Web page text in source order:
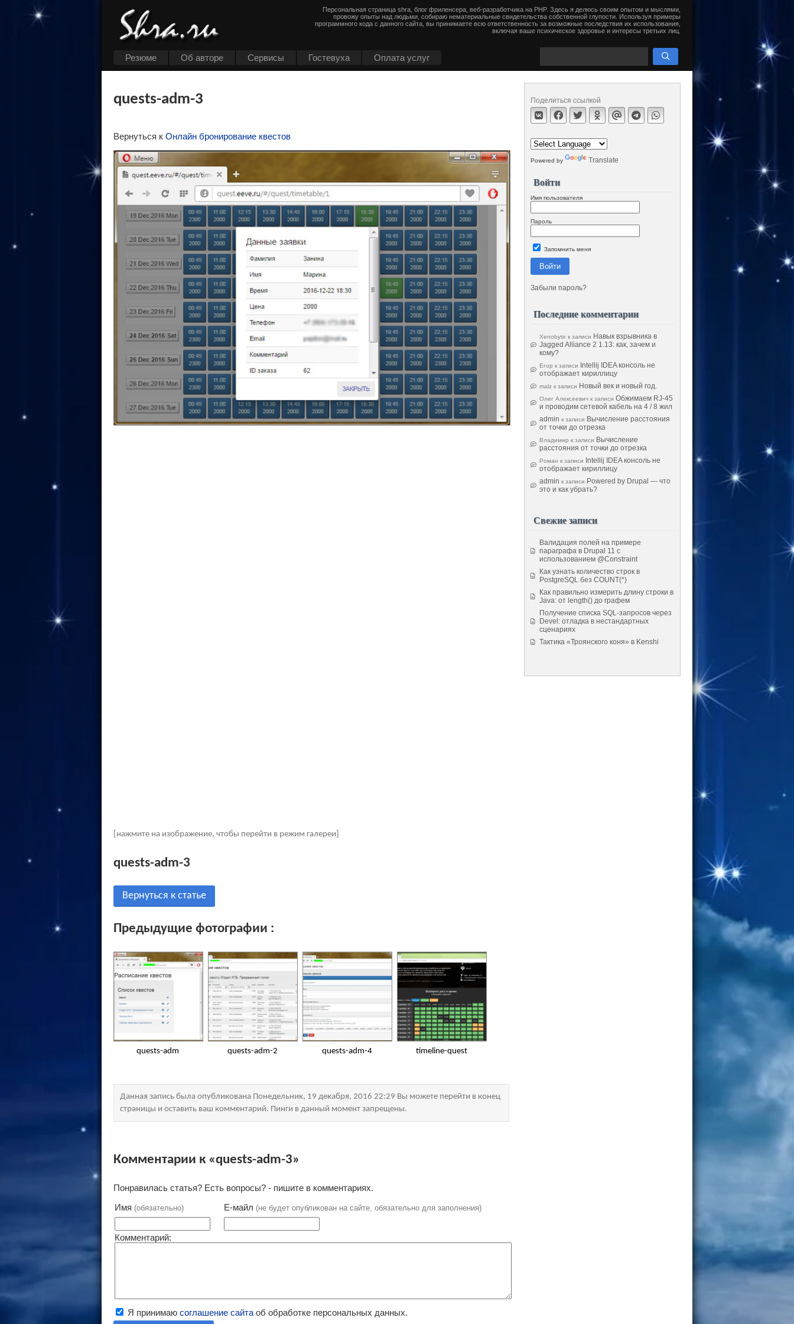
Резюме Об авторе Cервисы Гостевуха Оплата услуг
Персональная страница shra, блог фриленсера, веб-разработчика на PHP. Здесь я делюсь своим опытом и мыслями,
провожу опыты над людьми, собираю нематериальные свидетельства собственной глупости. Используя примеры
программного кода с данного сайта, вы принимаете всю ответственность за возможные последствия их использования,
включая ваше психическое здоровье и интересы третьих лиц.
quests-adm-3
Вернуться к Онлайн бронирование квестов
[нажмите на изображение, чтобы перейти в режим галереи]
quests-adm-3
Вернуться к статье
Предыдущие фотографии :
quests-adm quests-adm-2 quests-adm-4 timeline-quest
Данная запись была опубликована Понедельник, 19 декабря, 2016 22:29 Вы можете перейти в конец
страницы и оставить ваш комментарий. Пинги в данный момент запрещены.
Комментарии к «quests-adm-3»
Понравилась статья? Есть вопросы? - пишите в комментариях.
Имя (обязательно) Е-майл (не будет опубликован на сайте, обязательно для заполнения)
Комментарий:
Я принимаю соглашение сайтаоб обработке персональных данных.
Поделиться ссылкой
Powered by Translate
Войти
Имя пользователя
Пароль
Запомнить меня
Войти
Забыли пароль?
Последние комментарии
Xenobyte к записи Навык взрывника в
Jagged Alliance 2 1.13: как, зачем и
кому?
Егор к записи
Intellij IDEA консоль не
отображает кириллицу
malz к записи Новый век и новый год.
Олег Алексеевич к записи Обжимаем RJ-45
и проводим сетевой кабель на 4 / 8 жил
admin к записи Вычисление расстояния
от точки до отрезка
Владимир к записи Вычисление
расстояния от точки до отрезка
Роман к записи
Intellij IDEA консоль не
отображает кириллицу
admin к записи Powered by Drupal — что
это и как убрать?
Свежие записи
Валидация полей на примере
параграфа в Drupal 11 с
использованием @Constraint
Как узнать количество строк в
PostgreSQL без COUNT(*)
Как правильно измерить длину строки в
Java: от length() до графем
Получение списка SQL-запросов через
Devel: отладка в нестандартных
сценариях
Тактика «Троянского коня» в Kenshi